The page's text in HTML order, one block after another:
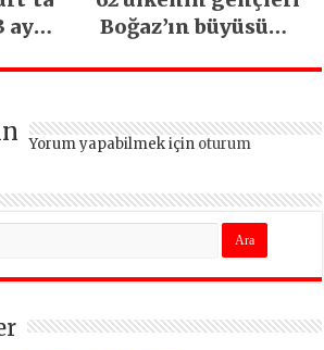
ayda
Boğaz’ın büyüsüne
Yorum yapabilmek için oturum